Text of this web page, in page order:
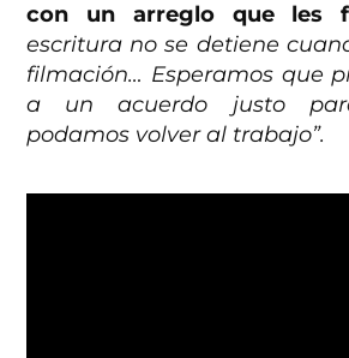
con un arreglo que les
escritura no se detiene
filmación… Esperamos que
a un acuerdo justo
podamos volver al trabajo”.